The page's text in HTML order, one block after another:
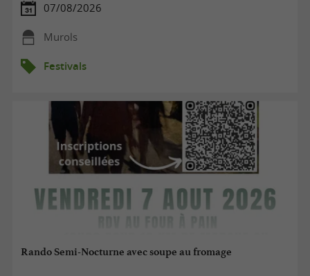
07/08/2026
Murols
Festivals
Rando Semi-Nocturne avec soupe au fromage